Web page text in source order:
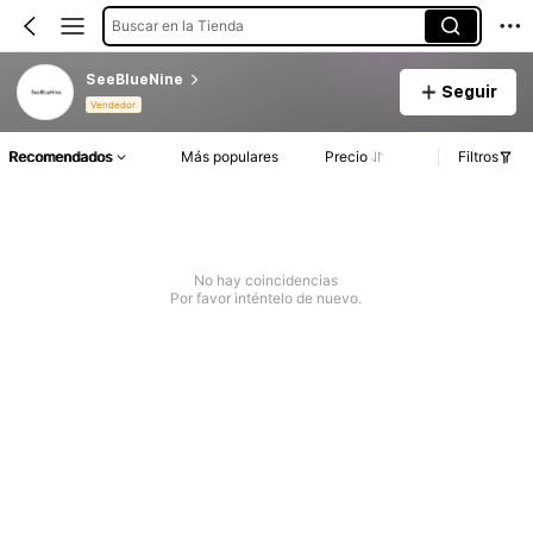
Buscar en la Tienda
SeeBlueNine
Vendedor
Seguir
Recomendados Más populares Precio Filtros
No hay coincidencias
Por favor inténtelo de nuevo.